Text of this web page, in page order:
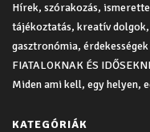
Hírek, szórakozás,
tájékoztatás, kreatív
gasztronómia,
FIATALOKNAK ÉS
Miden ami kell, egy helyen,
KATEGÓRIÁK